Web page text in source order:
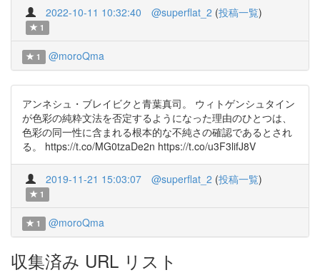
2022-10-11 10:32:40 @superflat_2 (投稿一覧)
1
1 @moroQma
アンネシュ・ブレイビクと青葉真司。 ウィトゲンシュタイン
が色彩の純粋文法を否定するようになった理由のひとつは、
色彩の同一性に含まれる根本的な不純さの確認であるとされ
る。 https://t.co/MG0tzaDe2n https://t.co/u3F3lifJ8V
2019-11-21 15:03:07 @superflat_2 (投稿一覧)
1
1 @moroQma
収集済み URL リスト